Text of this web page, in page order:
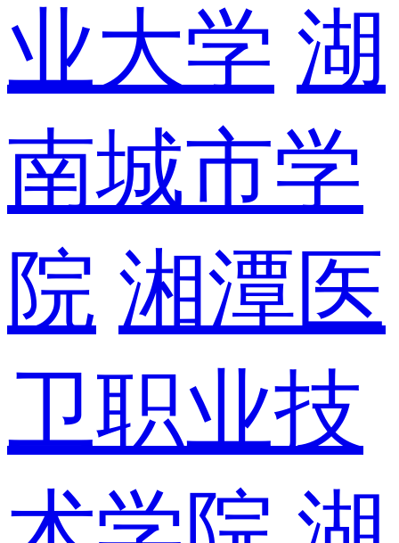
业大学 湖
南城市学
院 湘潭医
卫职业技